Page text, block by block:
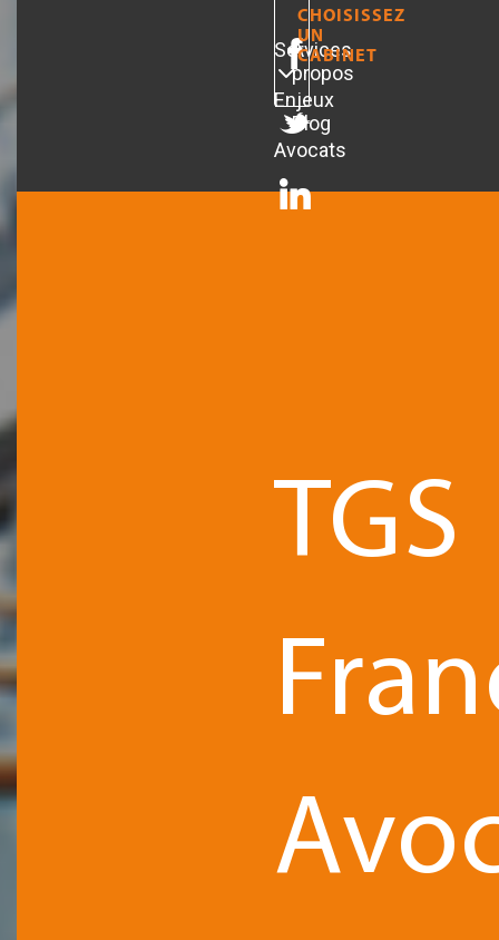
Services
Enjeux
Avocats
A
propos
Blog
CHOISISSEZ
UN
CABINET
TGS